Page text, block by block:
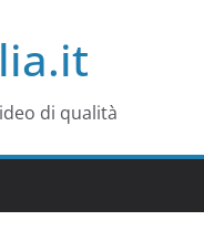
di qualità